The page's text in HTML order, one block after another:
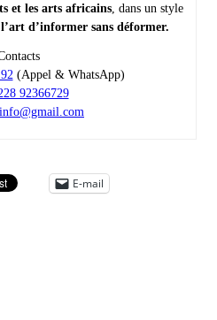
et les arts africains , dans un style
l’art d’informer sans déformer.
(Appel & WhatsApp)
92366729
E-mail